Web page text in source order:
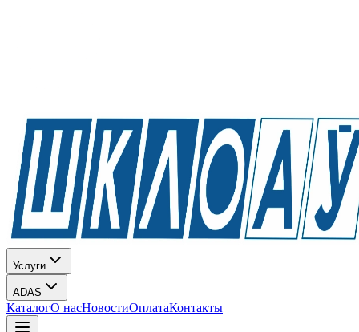
Услуги
ADAS
КаталогО насНовостиОплатаКонтакты